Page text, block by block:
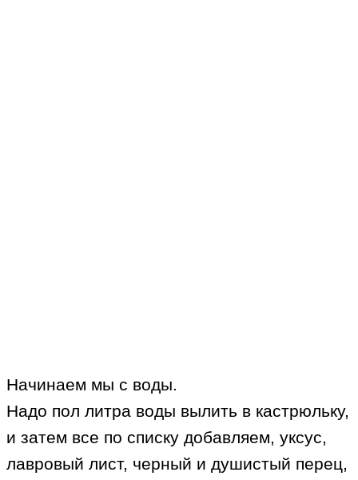
Начинаем мы с воды.
Надо пол литра воды вылить в кастрюльку,
и затем все по списку добавляем, уксус,
лавровый лист, черный и душистый перец,